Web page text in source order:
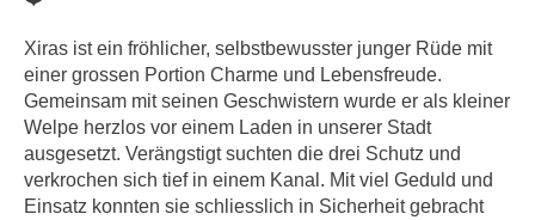
Xiras ist ein fröhlicher, selbstbewusster junger Rüde mit
einer grossen Portion Charme und Lebensfreude.
Gemeinsam mit seinen Geschwistern wurde er als kleiner
Welpe herzlos vor einem Laden in unserer Stadt
ausgesetzt. Verängstigt suchten die drei Schutz und
verkrochen sich tief in einem Kanal. Mit viel Geduld und
Einsatz konnten sie schliesslich in Sicherheit gebracht